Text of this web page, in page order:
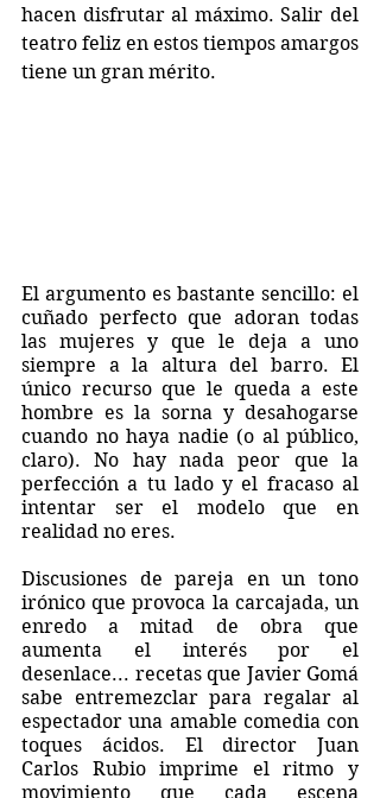
hacen disfrutar al máximo. Salir del
teatro feliz en estos tiempos amargos
tiene un gran mérito.
El argumento es bastante sencillo: el
cuñado perfecto que adoran todas
las mujeres y que le deja a uno
siempre a la altura del barro. El
único recurso que le queda a este
hombre es la sorna y desahogarse
cuando no haya nadie (o al público,
claro). No hay nada peor que la
perfección a tu lado y el fracaso al
intentar ser el modelo que en
realidad no eres.
Discusiones de pareja en un tono
irónico que provoca la carcajada, un
enredo a mitad de obra que
aumenta el interés por el
desenlace... recetas que Javier Gomá
sabe entremezclar para regalar al
espectador una amable comedia con
toques ácidos. El director Juan
Carlos Rubio imprime el ritmo y
movimiento que cada escena